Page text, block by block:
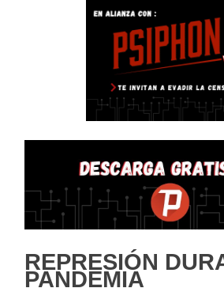
REPRESIÓN
PANDEMIA